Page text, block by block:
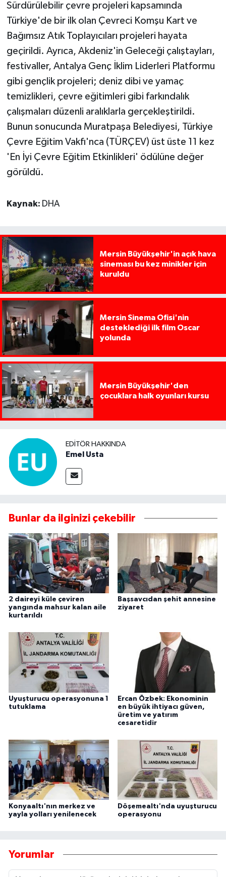
Sürdürülebilir çevre projeleri kapsamında
Türkiye'de bir ilk olan Çevreci Komşu Kart ve
Bağımsız Atık Toplayıcıları projeleri hayata
geçirildi. Ayrıca, Akdeniz'in Geleceği çalıştayları,
festivaller, Antalya Genç İklim Liderleri Platformu
gibi gençlik projeleri; deniz dibi ve yamaç
temizlikleri, çevre eğitimleri gibi farkındalık
çalışmaları düzenli aralıklarla gerçekleştirildi.
Bunun sonucunda Muratpaşa Belediyesi, Türkiye
Çevre Eğitim Vakfı'nca (TÜRÇEV) üst üste 11 kez
'En İyi Çevre Eğitim Etkinlikleri' ödülüne değer
görüldü.
Kaynak: DHA
Mersin Büyükşehir'in açık hava
sineması bu kez minikler için
kuruldu
Mersin Sinema Ofisi'nin
desteklediği ilk film Oscar
yolunda
Mersin Büyükşehir'den
çocuklara halk oyunları kursu
EDITÖR HAKKINDA
Emel Usta
Bunlar da ilginizi çekebilir
2 daireyi küle çeviren
yangında mahsur kalan aile
kurtarıldı
Başsavcıdan şehit annesine
ziyaret
Uyuşturucu operasyonuna 1
tutuklama
Ercan Özbek: Ekonominin
en büyük ihtiyacı güven,
üretim ve yatırım
cesaretidir
Konyaaltı'nın merkez ve
yayla yolları yenilenecek
Döşemealtı'nda uyuşturucu
operasyonu
Yorumlar